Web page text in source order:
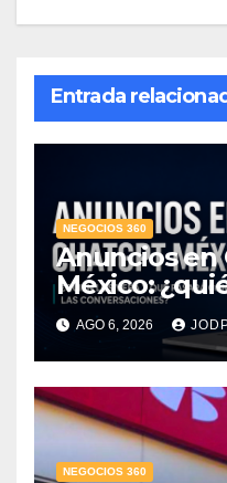
Entrada
NEGOCIOS 360
Anuncios en
México:
pasará con
AGO 6, 2026
NEGOCIOS 360